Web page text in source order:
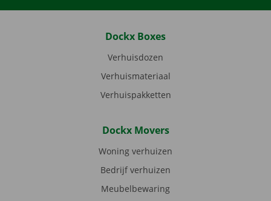
Dockx Boxes
Verhuisdozen
Verhuismateriaal
Verhuispakketten
Dockx Movers
Woning verhuizen
Bedrijf verhuizen
Meubelbewaring